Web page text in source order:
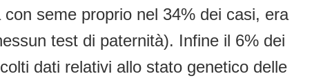
seme proprio nel 34% dei casi, era
test di paternità). Infine il 6% dei
dati relativi allo stato genetico delle